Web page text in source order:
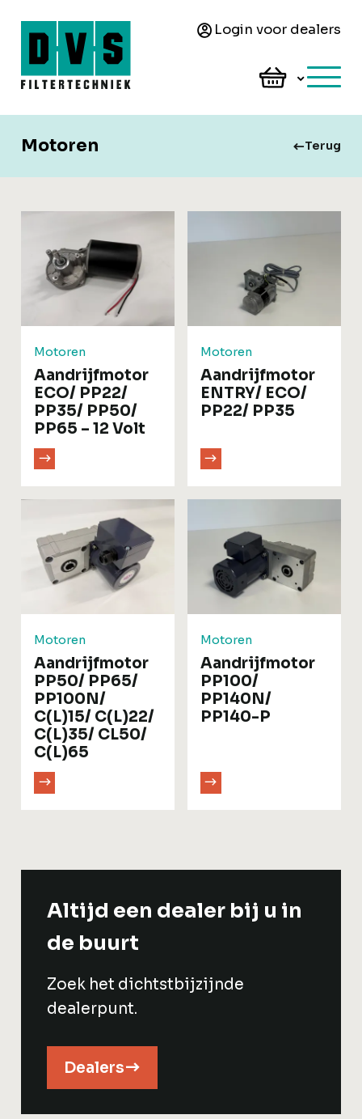
Login voor dealers
Motoren Terug
Motoren
Aandrijfmotor
ECO/ PP22/
PP35/ PP50/
PP65 – 12 Volt
Motoren
Aandrijfmotor
ENTRY/ ECO/
PP22/ PP35
Motoren
Aandrijfmotor
PP50/ PP65/
PP100N/
C(L)15/ C(L)22/
C(L)35/ CL50/
C(L)65
Motoren
Aandrijfmotor
PP100/
PP140N/
PP140-P
Altijd een dealer bij u in
de buurt
Zoek het dichtstbijzijnde
dealerpunt.
Dealers